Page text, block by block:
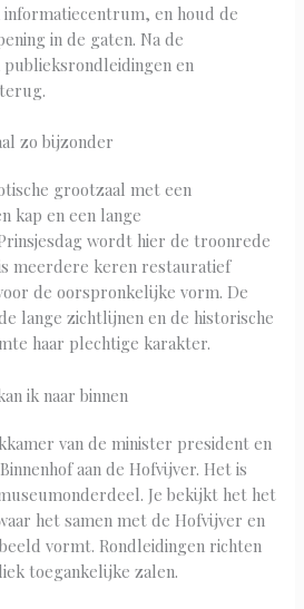
en houd de
in de gaten. Na de
en
zo bijzonder
grootzaal met een
kap en een lange
wordt hier de troonrede
meerdere keren restauratief
de oorspronkelijke vorm. De
lange zichtlijnen en de historische
haar plechtige karakter.
ik naar binnen
van de minister president en
aan de Hofvijver. Het is
Je bekijkt het het
het samen met de Hofvijver en
vormt. Rondleidingen richten
toegankelijke zalen.